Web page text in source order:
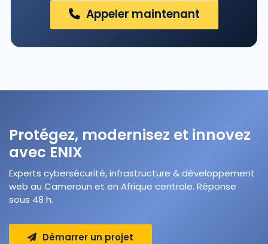
Appeler maintenant
Protégez, modernisez et innovez
avec ENIX
Experts cybersécurité, infrastructure & développement
web au Cameroun et en Afrique centrale. Réponse
sous 48 h.
Démarrer un projet